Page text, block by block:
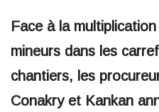
Face à la
mineurs dans les
chantiers, les
Conakry et Kankan